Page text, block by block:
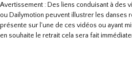
Avertissement : Des liens conduisant à des
ou Dailymotion peuvent illustrer les danses
présente sur l'une de ces vidéos ou ayant
en souhaite le retrait cela sera fait